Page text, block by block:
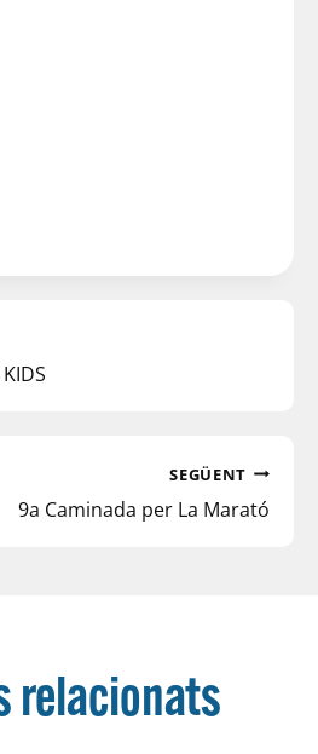
SEGÜENT
9a Caminada per La Marató
relacionats